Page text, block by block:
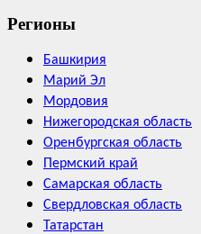
Регионы
Башкирия
Марий Эл
Мордовия
Нижегородская область
Оренбургская область
Пермский край
Самарская область
Свердловская область
Татарстан